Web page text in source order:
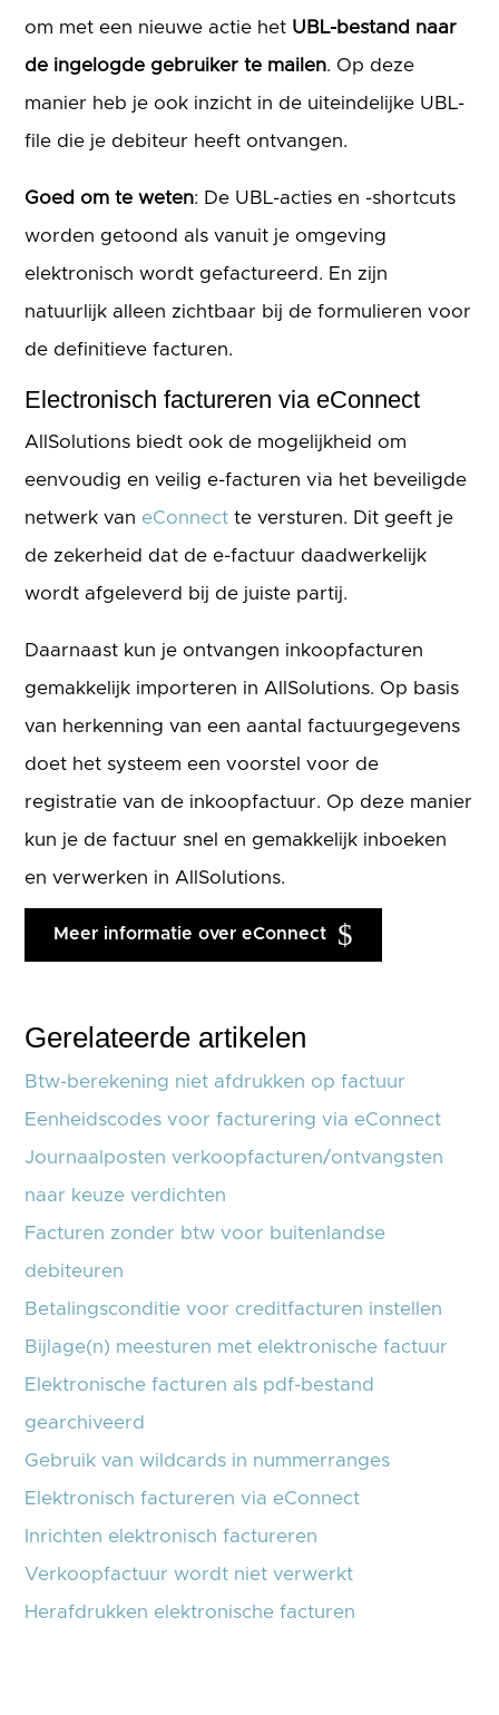
om met een nieuwe actie het UBL-bestand naar
de ingelogde gebruiker te mailen. Op deze
manier heb je ook inzicht in de uiteindelijke UBL-
file die je debiteur heeft ontvangen.
Goed om te weten: De UBL-acties en -shortcuts
worden getoond als vanuit je omgeving
elektronisch wordt gefactureerd. En zijn
natuurlijk alleen zichtbaar bij de formulieren voor
de definitieve facturen.
Electronisch factureren via eConnect
AllSolutions biedt ook de mogelijkheid om
eenvoudig en veilig e-facturen via het beveiligde
netwerk van eConnect te versturen. Dit geeft je
de zekerheid dat de e-factuur daadwerkelijk
wordt afgeleverd bij de juiste partij.
Daarnaast kun je ontvangen inkoopfacturen
gemakkelijk importeren in AllSolutions. Op basis
van herkenning van een aantal factuurgegevens
doet het systeem een voorstel voor de
registratie van de inkoopfactuur. Op deze manier
kun je de factuur snel en gemakkelijk inboeken
en verwerken in AllSolutions.
Meer informatie over eConnect
Gerelateerde artikelen
Btw-berekening niet afdrukken op factuur
Eenheidscodes voor facturering via eConnect
Journaalposten verkoopfacturen/ontvangsten
naar keuze verdichten
Facturen zonder btw voor buitenlandse
debiteuren
Betalingsconditie voor creditfacturen instellen
Bijlage(n) meesturen met elektronische factuur
Elektronische facturen als pdf-bestand
gearchiveerd
Gebruik van wildcards in nummerranges
Elektronisch factureren via eConnect
Inrichten elektronisch factureren
Verkoopfactuur wordt niet verwerkt
Herafdrukken elektronische facturen